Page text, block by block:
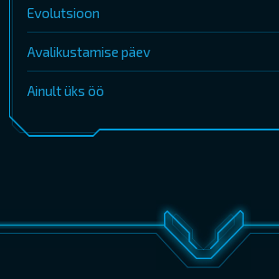
Evolutsioon
Avalikustamise päev
Ainult üks öö